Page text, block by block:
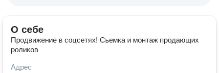
О себе
Продвижение в соцсетях! Сьемка и монтаж продающих
роликов
Адрес